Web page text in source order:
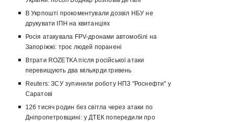
В Укрпошті прокоментували дозвіл НБУ не
друкувати ІПН на квитанціях
Росія атакувала FPV-дронами автомобілі на
Запоріжжі: троє людей поранені
Втрати ROZETKA після російської атаки
перевищують два мільярди гривень
Reuters: ЗСУ зупинили роботу НПЗ "Роснефти" у
Саратові
126 тисяч родин без світла через атаки по
Дніпропетровщині: у ДТЕК попередили про